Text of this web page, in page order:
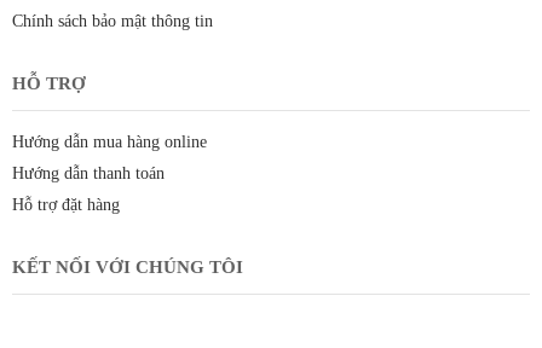
Chính sách bảo mật thông tin
HỖ TRỢ
Hướng dẫn mua hàng online
Hướng dẫn thanh toán
Hỗ trợ đặt hàng
KẾT NỐI VỚI CHÚNG TÔI